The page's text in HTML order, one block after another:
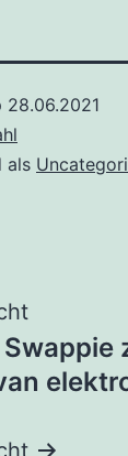
28.06.2021
als